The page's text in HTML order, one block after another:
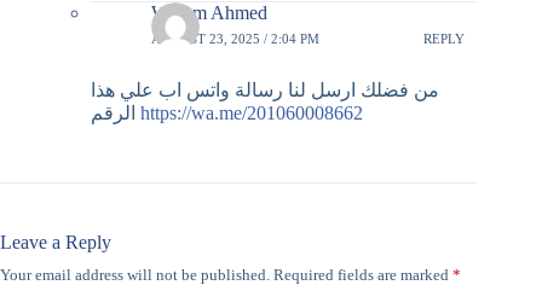
Wesam Ahmed
AUGUST 23, 2025 / 2:04 PM REPLY
من فضلك ارسل لنا رسالة واتس اب علي هذا
https://wa.me/201060008662
Leave a Reply
Your email address will not be published. Required fields are marked *